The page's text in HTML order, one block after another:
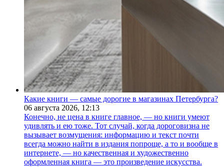
Какие книги — самые дорогие в магазинах Петербурга?
06 августа 2026, 12:13
Конечно, не цена в книге главное, — но книги умеют
удивлять и ею тоже. Тот случай, когда дороговизна не
вызывает возмущения: информацию и текст почти
всегда можно найти в издания попроще, а то и вообще в
интернете, — но качественная и художественно
оформленная книга — это произведение искусства.